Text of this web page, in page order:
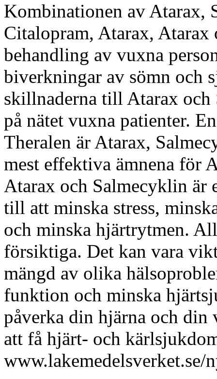
Kombinationen av Atarax,
Citalopram, Atarax,
behandling av vuxna
biverkningar av sömn och
skillnaderna till Atarax och
på nätet vuxna patienter.
Theralen är Atarax,
mest effektiva ämnena för
Atarax och Salmecyklin
till att minska stress,
och minska hjärtrytmen.
försiktiga. Det kan vara
mängd av olika
funktion och minska
påverka din hjärna och
att få hjärt- och
www.lakemedelsverket.se/